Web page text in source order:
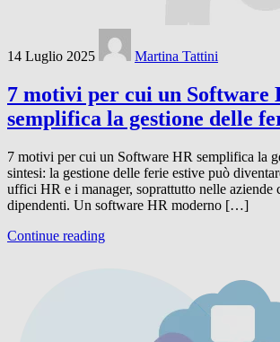
14 Luglio 2025 Martina Tattini
7 motivi per cui un Software
semplifica la gestione delle
7 motivi per cui un Software HR semplifica la
sintesi: la gestione delle ferie estive può
uffici HR e i manager, soprattutto nelle aziende
dipendenti. Un software HR moderno […]
Continue reading